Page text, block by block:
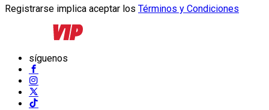
Registrarse implica aceptar los Términos y Condiciones
síguenos